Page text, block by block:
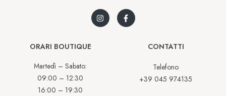
ORARI BOUTIQUE
Martedì – Sabato:
09:00 – 12:30
16:00 – 19:30
CONTATTI
Telefono
+39 045 974135